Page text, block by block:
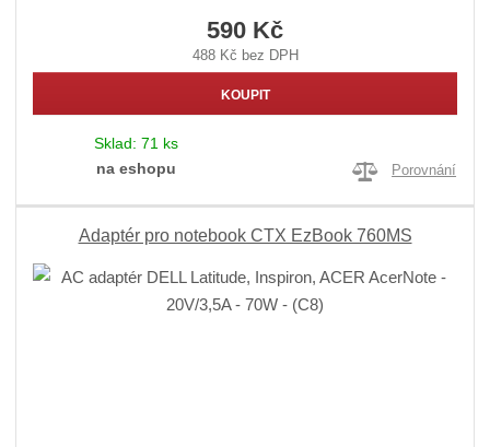
590 Kč
488 Kč bez DPH
KOUPIT
Sklad: 71 ks
na eshopu
Porovnání
Adaptér pro notebook CTX EzBook 760MS